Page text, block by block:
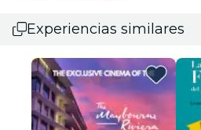
Experiencias similares